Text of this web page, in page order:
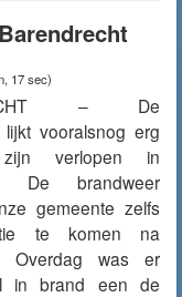
17 sec)
– De
lijkt vooralsnog erg
verlopen in
De brandweer
gemeente zelfs
te komen na
Overdag was er
in brand een de